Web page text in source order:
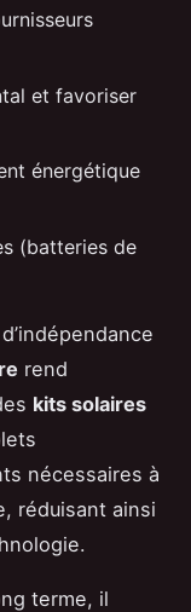
et favoriser
énergétique
(batteries de
rend
kits solaires
nécessaires à
réduisant ainsi
terme, il